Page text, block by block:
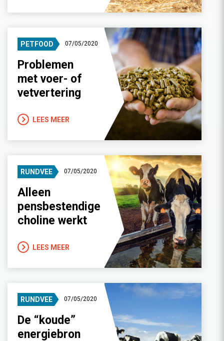
PETFOOD 07/05/2020
Problemen
met voer- of
vetvertering
LEES MEER
RUNDVEE 07/05/2020
Alleen
pensbestendige
choline werkt
LEES MEER
RUNDVEE 07/05/2020
De “koude”
energiebron